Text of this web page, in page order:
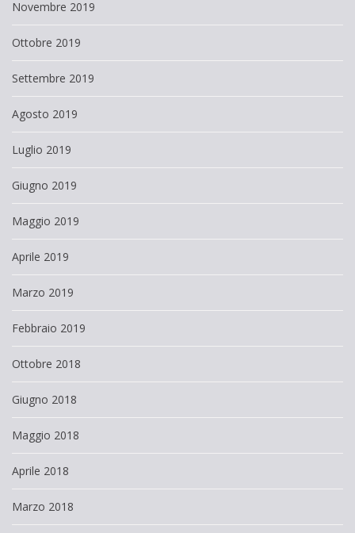
Novembre 2019
Ottobre 2019
Settembre 2019
Agosto 2019
Luglio 2019
Giugno 2019
Maggio 2019
Aprile 2019
Marzo 2019
Febbraio 2019
Ottobre 2018
Giugno 2018
Maggio 2018
Aprile 2018
Marzo 2018